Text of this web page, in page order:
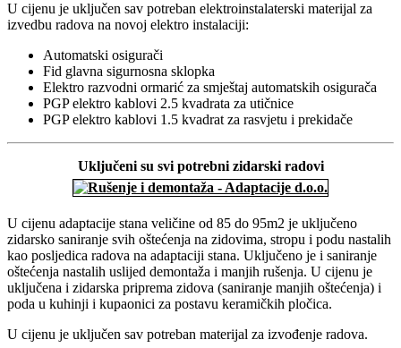
U cijenu je uključen sav potreban elektroinstalaterski materijal za
izvedbu radova na novoj elektro instalaciji:
Automatski osigurači
Fid glavna sigurnosna sklopka
Elektro razvodni ormarić za smještaj automatskih osigurača
PGP elektro kablovi 2.5 kvadrata za utičnice
PGP elektro kablovi 1.5 kvadrat za rasvjetu i prekidače
Uključeni su svi potrebni zidarski radovi
U cijenu adaptacije stana veličine od 85 do 95m2 je uključeno
zidarsko saniranje svih oštećenja na zidovima, stropu i podu nastalih
kao posljedica radova na adaptaciji stana. Uključeno je i saniranje
oštećenja nastalih uslijed demontaža i manjih rušenja. U cijenu je
uključena i zidarska priprema zidova (saniranje manjih oštećenja) i
poda u kuhinji i kupaonici za postavu keramičkih pločica.
U cijenu je uključen sav potreban materijal za izvođenje radova.